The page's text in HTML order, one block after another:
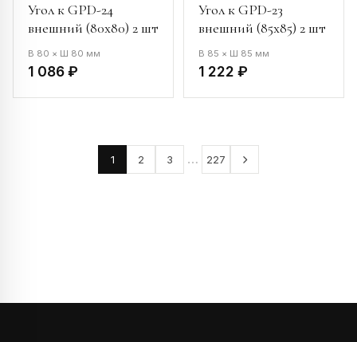
Угол к GPD-24
внешний (80х80) 2 шт
В 80 × Ш 80 мм
1 086 ₽
Угол к GPD-23
внешний (85х85) 2 шт
В 85 × Ш 85 мм
1 222 ₽
1 2 3 … 227